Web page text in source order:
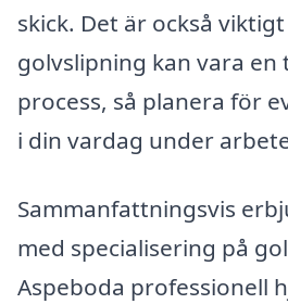
skick. Det är också
golvslipning kan vara en
process, så planera för
i din vardag under
Sammanfattningsvis
med specialisering på
Aspeboda professionell